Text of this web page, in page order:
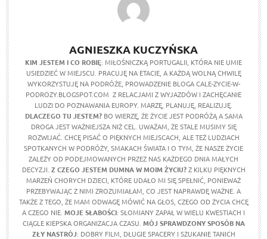
AGNIESZKA KUCZYŃSKA
KIM JESTEM I CO ROBIĘ: MIŁOŚNICZKĄ PORTUGALII, KTÓRA NIE UMIE
USIEDZIEĆ W MIEJSCU. PRACUJĘ NA ETACIE, A KAŻDĄ WOLNĄ CHWILĘ
WYKORZYSTUJĘ NA PODRÓŻE, PROWADZENIE BLOGA CALE-ZYCIE-W-
PODROZY.BLOGSPOT.COM Z RELACJAMI Z WYJAZDÓW I ZACHĘCANIE
LUDZI DO POZNAWANIA EUROPY. MARZĘ, PLANUJĘ, REALIZUJĘ.
DLACZEGO TU JESTEM?BO WIERZĘ, ŻE ŻYCIE JEST PODRÓŻĄ A SAMA
DROGA JEST WAŻNIEJSZA NIŻ CEL. UWAŻAM, ŻE STALE MUSIMY SIĘ
ROZWIJAĆ. CHCĘ PISAĆ O PIĘKNYCH MIEJSCACH, ALE TEŻ LUDZIACH
SPOTKANYCH W PODRÓŻY, SMAKACH ŚWIATA I O TYM, ŻE NASZE ŻYCIE
ZALEŻY OD PODEJMOWANYCH PRZEZ NAS KAŻDEGO DNIA MAŁYCH
DECYZJI. Z CZEGO JESTEM DUMNA W MOIM ŻYCIU?Z KILKU PIĘKNYCH
MARZEŃ CHORYCH DZIECI, KTÓRE UDAŁO MI SIĘ SPEŁNIĆ, PONIEWAŻ
PRZEBYWAJĄC Z NIMI ZROZUMIAŁAM, CO JEST NAPRAWDĘ WAŻNE. A
TAKŻE Z TEGO, ŻE MAM ODWAGĘ MÓWIĆ NA GŁOS, CZEGO OD ŻYCIA CHCĘ
A CZEGO NIE. MOJE SŁABOŚCI: SŁOMIANY ZAPAŁ W WIELU KWESTIACH I
CIĄGLE KIEPSKA ORGANIZACJA CZASU. MÓJ SPRAWDZONY SPOSÓB NA
ZŁY NASTRÓJ: DOBRY FILM, DŁUGIE SPACERY I SZUKANIE TANICH